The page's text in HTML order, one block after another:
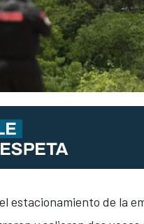
estacionamiento de la